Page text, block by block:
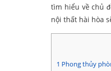
tìm hiểu về chủ
nội thất hài hòa
1 Phong thủy